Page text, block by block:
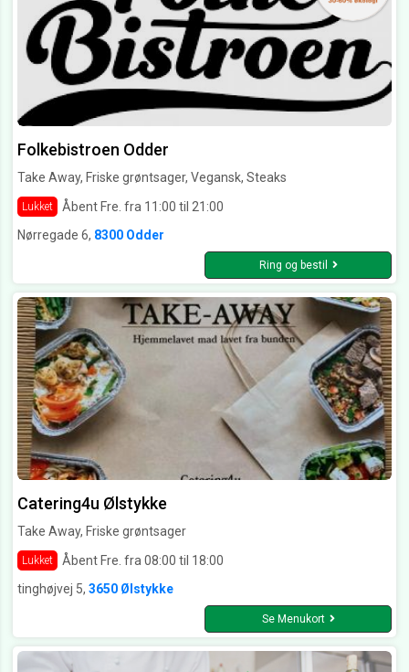
Folkebistroen Odder
Take Away, Friske grøntsager, Vegansk, Steaks
Lukket
Åbent Fre. fra 11:00 til 21:00
Nørregade 6, 8300 Odder
Ring og bestil
Catering4u Ølstykke
Take Away, Friske grøntsager
Lukket
Åbent Fre. fra 08:00 til 18:00
tinghøjvej 5, 3650 Ølstykke
Se Menukort